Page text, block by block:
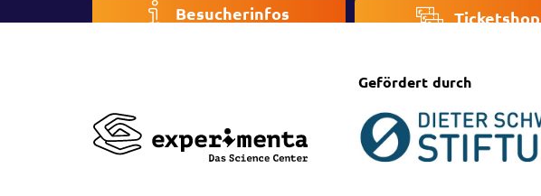
Besucherinfos Ticketshop
Gefördert durch